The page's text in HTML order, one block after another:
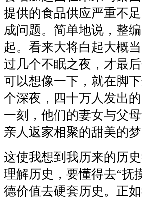
提供的食品供应严重不
成问题。简单地说，整
起。看来大将白起大概
过几个不眠之夜，才最
可以想像一下，就在脚
个深夜，四十万人发出
一刻，他们的妻女与父
亲人返家相聚的甜美的梦
这使我想到我历来的历
理解历史，要懂得去“抚
德价值去硬套历史。正